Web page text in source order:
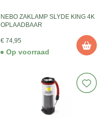
NEBO ZAKLAMP SLYDE KING 4K
OPLAADBAAR
€ 74,95
Op voorraad